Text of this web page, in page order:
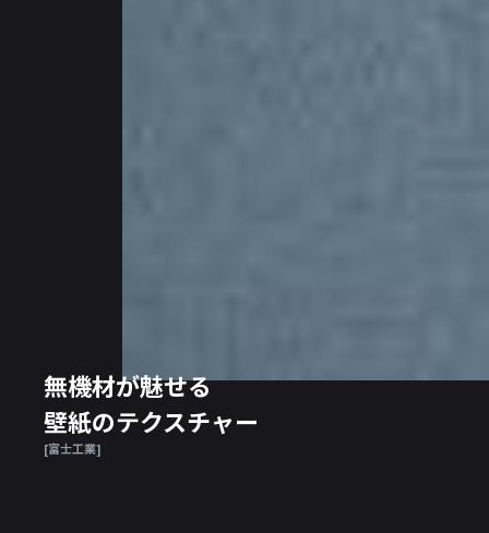
無機材が魅せる
壁紙のテクスチャー
[富士工業]